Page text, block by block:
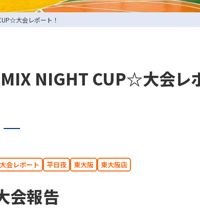
0729-65-6060
072-249-8382
コート利用予約
大会レポート！
NIGHT CUP☆大会レポ
大会レポート 平日夜 東大阪 東大阪店
会報告